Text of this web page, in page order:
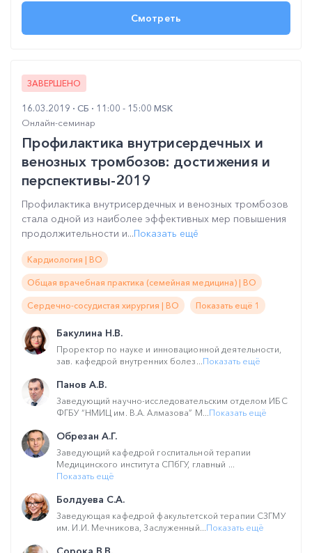
Смотреть
ЗАВЕРШЕНО
16.03.2019 СБ
11:00 - 15:00 MSK
Онлайн-семинар
Профилактика внутрисердечных и
венозных тромбозов: достижения и
перспективы-2019
Профилактика внутрисердечных и венозных тромбозов
стала одной из наиболее эффективных мер повышения
продолжительности и...Показать ещё
Кардиология | ВО
Общая врачебная практика (семейная медицина) | ВО
Сердечно-сосудистая хирургия | ВО Показать ещё 1
Бакулина Н.В.
Проректор по науке и инновационной деятельности,
зав. кафедрой внутренних болез...Показать ещё
Панов А.В.
Заведующий научно-исследовательским отделом ИБС
ФГБУ “НМИЦ им. В.А. Алмазова” М...Показать ещё
Обрезан А.Г.
Заведующий кафедрой госпитальной терапии
Медицинского института СПбГУ, главный ...
Показать ещё
Болдуева С.А.
Заведующая кафедрой факультетской терапии CЗГМУ
им. И.И. Мечникова, Заслуженный...Показать ещё